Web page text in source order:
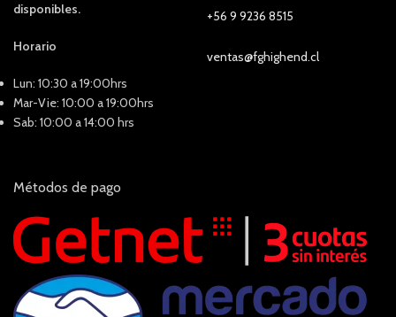
disponibles.
Horario
Lun: 10:30 a 19:00hrs
Mar-Vie: 10:00 a 19:00hrs
Sab: 10:00 a 14:00 hrs
+56 9 9236 8515
ventas@fghighend.cl
Métodos de pago